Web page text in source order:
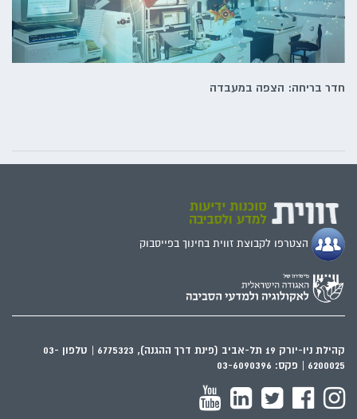
חדר בריחה: הצפה במעבדה
הצטרפו לקבוצת זווית בחינוך בפייסבוק
קהילת ניו-יורק 19 תל-אביב (פינת דרך ההגנה), 6775323 | טלפון 03-
6200025 | פקס: 03-6090396